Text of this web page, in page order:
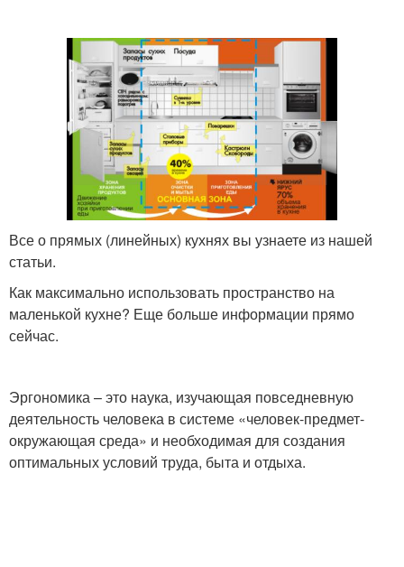
Все о прямых (линейных) кухнях вы узнаете из нашей
статьи.
Как максимально использовать пространство на
маленькой кухне? Еще больше информации прямо
сейчас.
Эргономика – это наука, изучающая повседневную
деятельность человека в системе «человек-предмет-
окружающая среда» и необходимая для создания
оптимальных условий труда, быта и отдыха.